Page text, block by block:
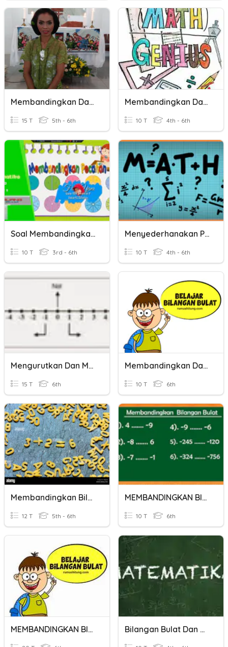
Membandingkan Dan Penjumlahan Pecahan
15 T 5th - 6th
Membandingkan Dan Mengurutkan Pecahan
10 T 4th - 6th
Soal Membandingkan Pecahan
10 T 3rd - 6th
Menyederhanakan Pecahan Dan Membandingkan Pecahan
10 T 4th - 6th
Mengurutkan Dan Membandingkan Bilangan Bulat
15 T 6th
Membandingkan Dan Mengurutkan Bilangan Bulat)
10 T 6th
Membandingkan Bilangan Bulat
12 T 5th - 6th
MEMBANDINGKAN BILANGAN BULAT
10 T 6th
MEMBANDINGKAN BILANGAN BULAT (1) Bilangan Bulat Dan Membandingkan Bilangan